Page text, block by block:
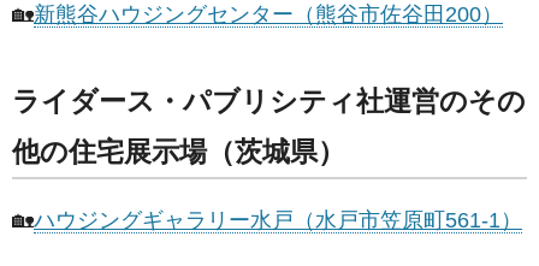
🏡新熊谷ハウジングセンター（熊谷市佐谷田200）
ライダース・パブリシティ社運営のその
他の住宅展示場（茨城県）
🏡ハウジングギャラリー水戸（水戸市笠原町561-1）